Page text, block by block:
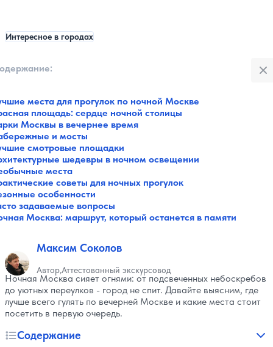
Интересное в городах
Все категории
Музеи
Галереи
Парки
Театры
Площади
Пляжи
Мосты
Горы
Разное
Интересное в городах
Советы путешественнику
Санатории
Реки и озера
Святые места
места для прогулок по ночной Москве
площадь: сердце ночной столицы
Москвы в вечернее время
и мосты
смотровые площадки
шедевры в ночном освещении
места
советы для ночных прогулок
особенности
задаваемые вопросы
Москва: маршрут, который останется в памяти
Максим Соколов
АвторАттестованный экскурсовод
Ночная Москва сияет огнями: от подсвеченных небоскребов
до уютных переулков - город не спит. Давайте выясним, где
лучше всего гулять по вечерней Москве и какие места стоит
посетить в первую очередь.
Содержание